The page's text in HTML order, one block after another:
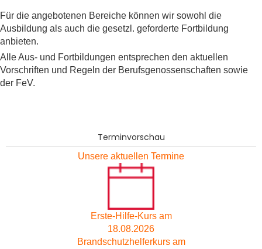
Für die angebotenen Bereiche können wir sowohl die
Ausbildung als auch die gesetzl. geforderte Fortbildung
anbieten.
Alle Aus- und Fortbildungen entsprechen den aktuellen
Vorschriften und Regeln der Berufsgenossenschaften sowie
der FeV.
Terminvorschau
Unsere aktuellen Termine
Erste-Hilfe-Kurs am
18.08.2026
Brandschutzhelferkurs am